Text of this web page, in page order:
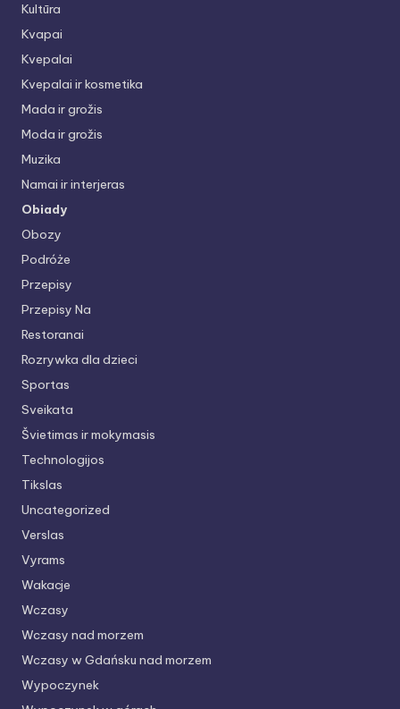
Kultūra
Kvapai
Kvepalai
Kvepalai ir kosmetika
Mada ir grožis
Moda ir grožis
Muzika
Namai ir interjeras
Obiady
Obozy
Podróże
Przepisy
Przepisy Na
Restoranai
Rozrywka dla dzieci
Sportas
Sveikata
Švietimas ir mokymasis
Technologijos
Tikslas
Uncategorized
Verslas
Vyrams
Wakacje
Wczasy
Wczasy nad morzem
Wczasy w Gdańsku nad morzem
Wypoczynek